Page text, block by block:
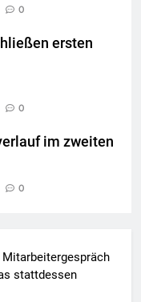
0
ersten
0
im zweiten
0
Mitarbeitergespräch
stattdessen